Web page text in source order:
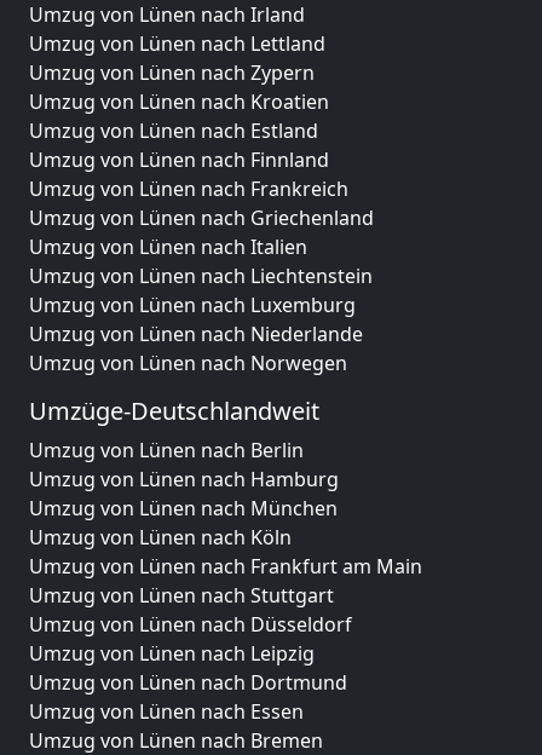
Umzug von Lünen nach Irland
Umzug von Lünen nach Lettland
Umzug von Lünen nach Zypern
Umzug von Lünen nach Kroatien
Umzug von Lünen nach Estland
Umzug von Lünen nach Finnland
Umzug von Lünen nach Frankreich
Umzug von Lünen nach Griechenland
Umzug von Lünen nach Italien
Umzug von Lünen nach Liechtenstein
Umzug von Lünen nach Luxemburg
Umzug von Lünen nach Niederlande
Umzug von Lünen nach Norwegen
Umzüge-Deutschlandweit
Umzug von Lünen nach Berlin
Umzug von Lünen nach Hamburg
Umzug von Lünen nach München
Umzug von Lünen nach Köln
Umzug von Lünen nach Frankfurt am Main
Umzug von Lünen nach Stuttgart
Umzug von Lünen nach Düsseldorf
Umzug von Lünen nach Leipzig
Umzug von Lünen nach Dortmund
Umzug von Lünen nach Essen
Umzug von Lünen nach Bremen